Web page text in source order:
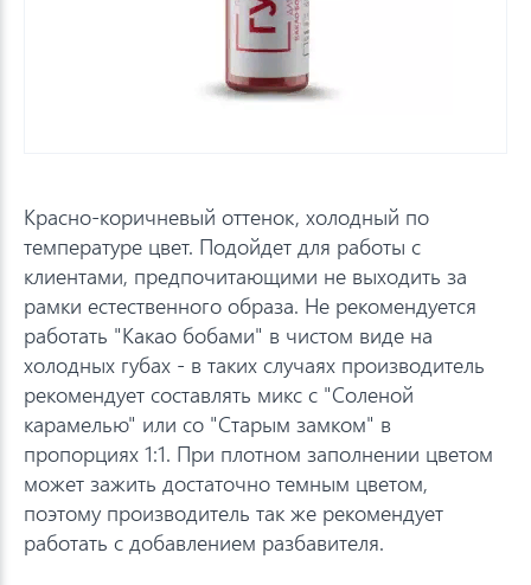
Красно-коричневый оттенок, холодный по
температуре цвет. Подойдет для работы с
клиентами, предпочитающими не выходить за
рамки естественного образа. Не рекомендуется
работать "Какао бобами" в чистом виде на
холодных губах - в таких случаях производитель
рекомендует составлять микс с "Соленой
карамелью" или со "Старым замком" в
пропорциях 1:1. При плотном заполнении цветом
может зажить достаточно темным цветом,
поэтому производитель так же рекомендует
работать с добавлением разбавителя.